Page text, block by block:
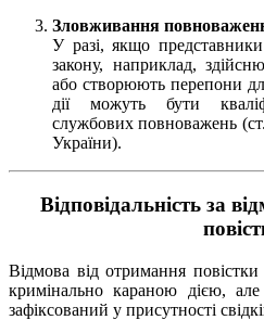
Зловживання
У разі, якщо
закону, наприклад,
або створюють перепони
дії можуть бути
службових повноважень
України).
Відповідальність за
Відмова від отримання
кримінально караною дією,
зафіксований у присутності